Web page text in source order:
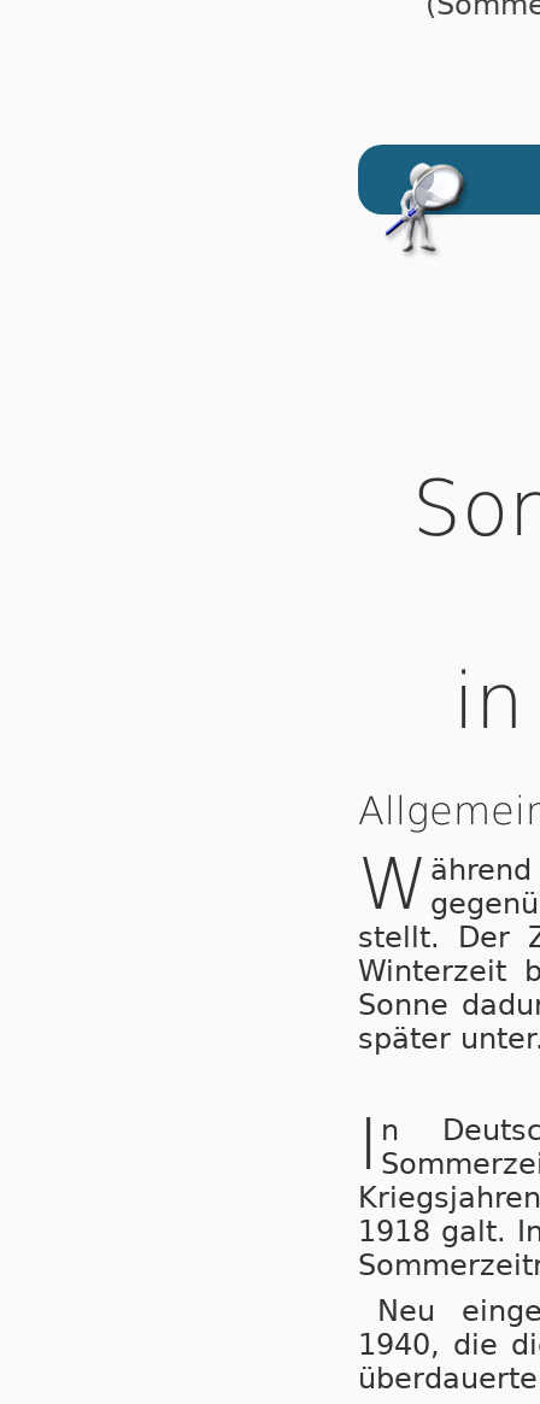
W
stellt. Der
Winterzeit
Sonne
später
I n
1918 galt.
Neu
1940, die